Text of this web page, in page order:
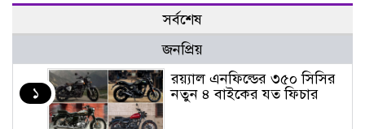
সর্বশেষ
জনপ্রিয়
১
র‌য়্যাল এনফিল্ডের ৩৫০ সিসির
নতুন ৪ বাইকের যত ফিচার